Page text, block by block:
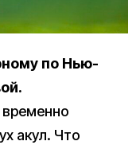
по Нью-
акул. Что